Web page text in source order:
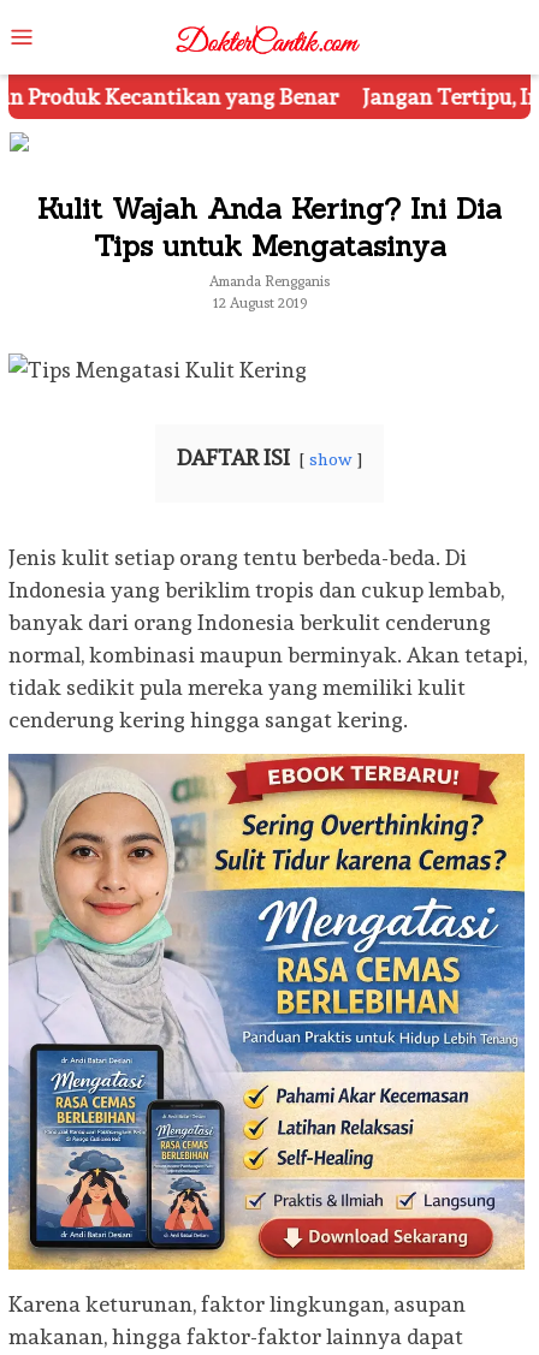
to
contentMenu
Benar Jangan Tertipu, Ini Dia 7 Tips
Kulit Wajah Anda Kering? Ini Dia
Tips untuk Mengatasinya
Amanda Rengganis
12 August 2019
DAFTAR ISI show
Jenis kulit setiap orang tentu berbeda-beda. Di
Indonesia yang beriklim tropis dan cukup lembab,
banyak dari orang Indonesia berkulit cenderung
normal, kombinasi maupun berminyak. Akan tetapi,
tidak sedikit pula mereka yang memiliki kulit
cenderung kering hingga sangat kering.
Karena keturunan, faktor lingkungan, asupan
makanan, hingga faktor-faktor lainnya dapat